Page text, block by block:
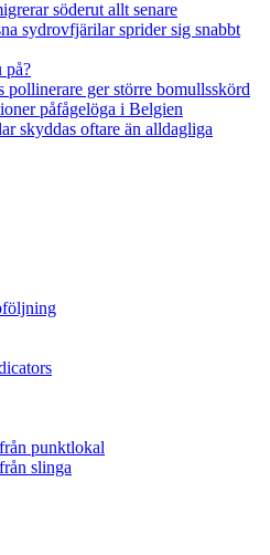
söderut allt senare
sydrovfjärilar sprider sig snabbt
på?
pollinerare ger större bomullsskörd
påfågelöga i Belgien
skyddas oftare än alldagliga
punktlokal
slinga